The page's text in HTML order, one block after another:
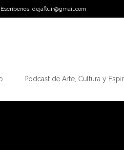
Escríbenos: dejafluir@gmail.com
Podcast de Arte, Cultura y